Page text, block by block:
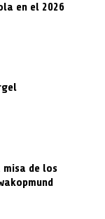
en el 2026
misa de los